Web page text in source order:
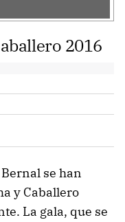
2016
se han
y Caballero
La gala, que se